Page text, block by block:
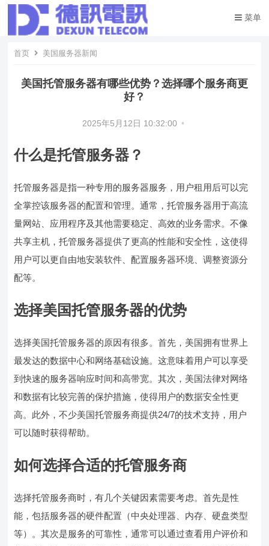
菜单
首页 美国服务器新闻
美国托管服务器有哪些优势？选择哪个服务商更
好？
2025年5月12日 10:32:00 •
什么是托管服务器？
托管服务器是指一种专用的服务器服务，用户租用后可以完
全掌控该服务器的配置和管理。通常，托管服务器用于高流
量网站、应用程序及其他需要稳定、高效的业务需求。不像
共享主机，托管服务器提供了更高的性能和安全性，这使得
用户可以更自由地安装软件、配置服务器环境、调整资源分
配等。
选择美国托管服务器的优势
选择美国托管服务器的原因有很多。首先，美国拥有世界上
最发达的数据中心和网络基础设施。这意味着用户可以享受
到快速的服务器响应时间和高带宽。其次，美国法律对网络
和数据有比较完善的保护措施，使得用户的数据安全性更
高。此外，不少美国托管服务商提供24/7的技术支持，用户
可以随时获得帮助。
如何选择合适的托管服务商
选择托管服务商时，有几个关键因素需要考虑。首先是性
能，包括服务器的硬件配置（中央处理器、内存、硬盘类型
等）。其次是服务的可靠性，通常可以通过查看用户评价和